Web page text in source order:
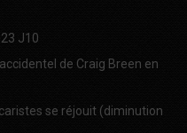
J10
de Craig Breen en
se réjouit (diminution